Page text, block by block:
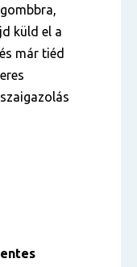
küld el a
már tiéd